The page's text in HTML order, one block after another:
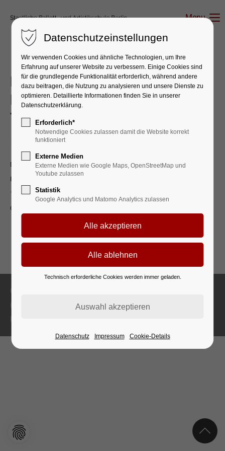
Menu
Erfolgreiche Teilnahme beim
Bundeswettbewerb
Tanzausbildung
28. Feb 2025
Die Schülerinnen des Abschlussjahrgangs Bühnentanz nahmen am
Bundeswettbewerb 9. Biennale Tanzausbildung in München vom
19.-25.02.24 teil. Ihr Auftritt mit "mare crisium" (Choreografie: Arshak
Ghalumyan) wurde gefeiert und prämiert.
Copyright 2026 Staatliche Ballett- und Artistikschule Berlin
(03B08)
Datenschutzeinstellungen
Wir verwenden Cookies und ähnliche Technologien, um Ihre
Erfahrung auf unserer Website zu verbessern. Einige Cookies sind
für die grundlegende Funktionalität erforderlich, während andere
dazu beitragen, die Nutzung zu analysieren und unsere Dienste zu
optimieren. Detaillierte Informationen finden Sie in unserer
Datenschutzerklärung.
Erforderlich*
Notwendige Cookies zulassen damit die Website korrekt
funktioniert
Externe Medien
Externe Medien wie Google Maps, OpenStreetMap und
Youtube zulassen
Statistik
Google Analytics und Matomo Analytics zulassen
Technisch erforderliche Cookies werden immer geladen.
Datenschutz Impressum Cookie-Details